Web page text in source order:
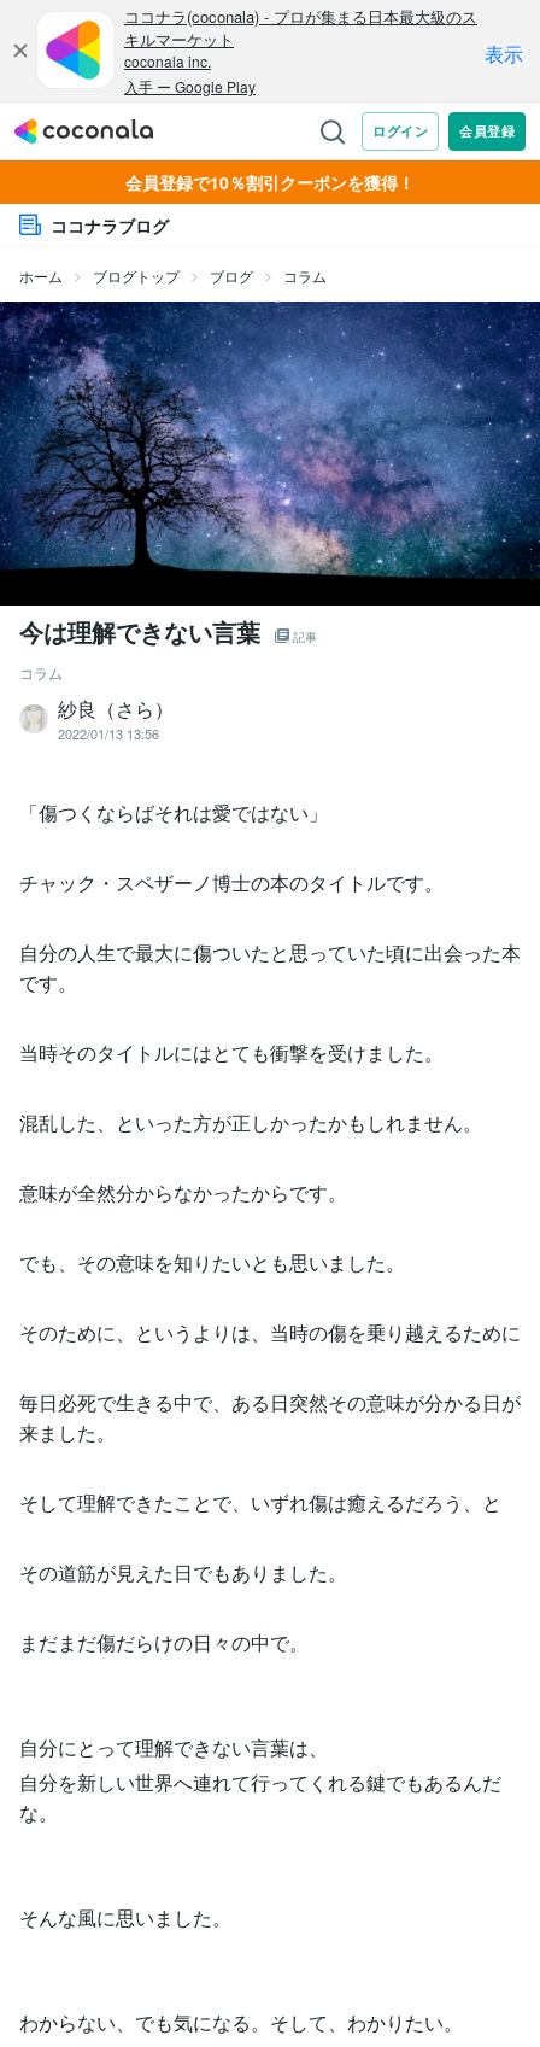
会員登録で10％割引クーポンを獲得！
ココナラブログ
ホーム ブログトップ ブログ コラム
今は理解できない言葉 記事
コラム
紗良（さら）
2022/01/13 13:56
「傷つくならばそれは愛ではない」
チャック・スペザーノ博士の本のタイトルです。
自分の人生で最大に傷ついたと思っていた頃に出会った本
です。
当時そのタイトルにはとても衝撃を受けました。
混乱した、といった方が正しかったかもしれません。
意味が全然分からなかったからです。
でも、その意味を知りたいとも思いました。
そのために、というよりは、当時の傷を乗り越えるために
毎日必死で生きる中で、ある日突然その意味が分かる日が
来ました。
そして理解できたことで、いずれ傷は癒えるだろう、と
その道筋が見えた日でもありました。
まだまだ傷だらけの日々の中で。
自分にとって理解できない言葉は、
自分を新しい世界へ連れて行ってくれる鍵でもあるんだ
な。
そんな風に思いました。
わからない、でも気になる。そして、わかりたい。